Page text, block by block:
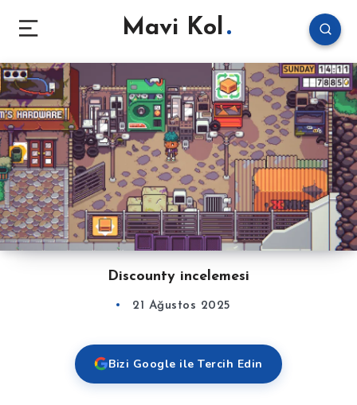
Mavi Kol
Discounty incelemesi
21 Ağustos 2025
Bizi Google ile Tercih Edin